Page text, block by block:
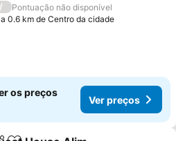
/
Pontuação não disponível
a 0.6 km de Centro da cidade
os preços
Ver preços